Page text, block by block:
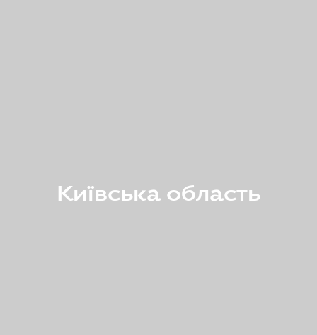
Київська область